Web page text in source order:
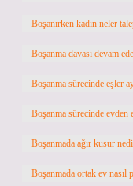
Boşanırken kadın neler
Boşanma davası devam
Boşanma sürecinde eşler
Boşanma sürecinde evden
Boşanmada ağır kusur
Boşanmada ortak ev nasıl